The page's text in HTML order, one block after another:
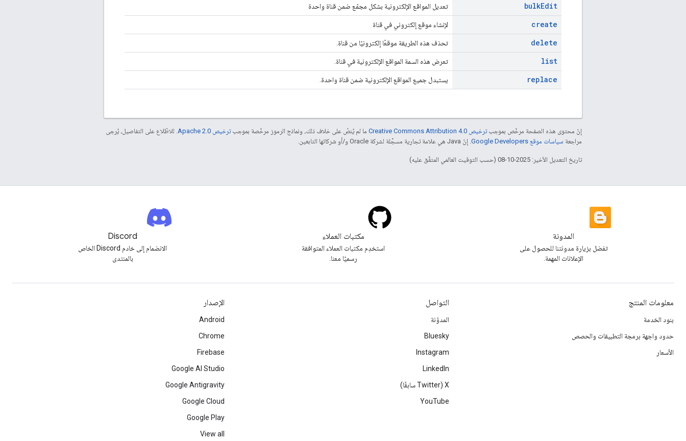
bulkEdit تعديل المواقع الإلكترونية بشكل مجمّع ضمن قناة واحدة
create لإنشاء موقع إلكتروني في قناة
delete تحذف هذه الطريقة موقعًا إلكترونيًا من قناة.
list تعرض هذه السمة المواقع الإلكترونية في قناة.
replace يستبدل جميع المواقع الإلكترونية ضمن قناة واحدة.
إنّ محتوى هذه الصفحة مرخّص بموجبترخيص Creative Commons Attribution 4.0‏ ما لم يُنصّ على خلاف ذلك، ونماذج الرموز مرخّصة بموجبترخيص Apache 2.0‏
. للاطّلاع على التفاصيل، يُرجى
مراجعة سياسات موقع Google Developers‏ . إنّ Java هي علامة تجارية مسجَّلة لشركة Oracle و/أو شركائها التابعين.
تاريخ التعديل الأخير: 2025-10-08 (حسب التوقيت العالمي المتفَّق عليه)
المدونة
تفضل بزيارة مدونتنا للحصول على
الإعلانات المهمة.
مكتبات العملاء
استخدِم مكتبات العملاء المتوافقة
رسميًا معنا.
Discord
الانضمام إلى خادم Discord الخاص
بالمنتدى
معلومات المنتج
بنود الخدمة
حدود واجهة برمجة التطبيقات والحصص
الأسعار
التواصل
المدوّنة
Bluesky
Instagram
LinkedIn
‫X ‏(Twitter سابقًا)
YouTube
الإصدار
Android
Chrome
Firebase
Google AI Studio
Google Antigravity
Google Cloud
Google Play
View all